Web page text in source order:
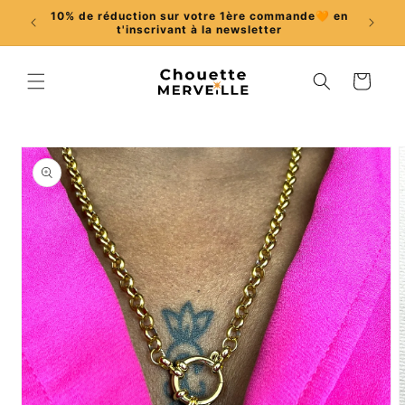
passer10% de réduction sur votre 1ère commande🧡 en
t'inscrivant à la newsletter
Panier
Passer aux
informations
produits